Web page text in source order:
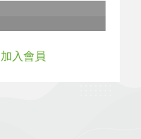
加入會員